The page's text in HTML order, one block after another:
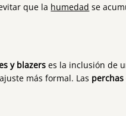
que la humedad se
y blazers es la inclusión de
más formal. Las